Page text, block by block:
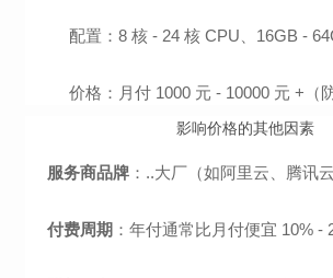
配置：8 核 - 24 核 CPU、16GB -
价格：月付 1000 元 - 10000 元 +（
影响价格的其他因素
服务商品牌 ：..大厂（如阿里云、腾讯
付费周期 ：年付通常比月付便宜 10%